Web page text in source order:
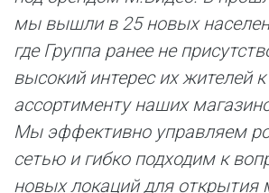
мы вышли в 25 новых
где Группа ранее не
высокий интерес их жителей
ассортименту наших
Мы эффективно управляем
сетью и гибко подходим к
новых локаций для открытия